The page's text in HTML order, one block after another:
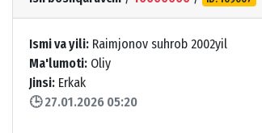
Ismi va yili: Raimjonov suhrob 2002yil
Ma'lumoti: Oliy
Jinsi: Erkak
🕒 27.01.2026 05:20